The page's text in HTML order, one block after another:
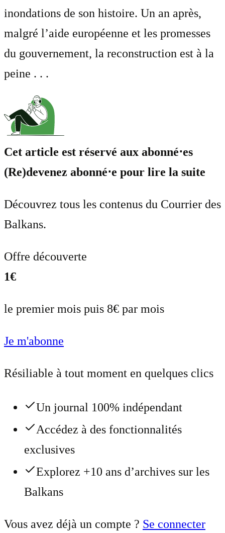
inondations de son histoire. Un an après,
malgré l’aide européenne et les promesses
du gouvernement, la reconstruction est à la
peine . . .
Cet article est réservé aux abonné⋅es
(Re)devenez abonné⋅e pour lire la suite
Découvrez tous les contenus du Courrier des
Balkans.
Offre découverte
1€
le premier mois puis 8€ par mois
Je m'abonne
Résiliable à tout moment en quelques clics
Un journal 100% indépendant
Accédez à des fonctionnalités
exclusives
Explorez +10 ans d’archives sur les
Balkans
Vous avez déjà un compte ? Se connecter